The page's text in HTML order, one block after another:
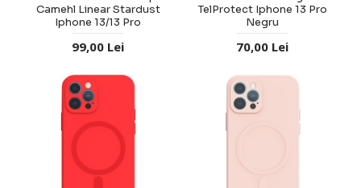
Camehl Linear Stardust
Iphone 13/13 Pro
99,00 Lei
TelProtect Iphone 13 Pro
Negru
70,00 Lei